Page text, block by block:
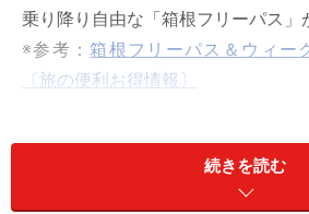
乗り降り自由な「箱根フリーパス」
※参考：箱根フリーパス＆ウィー
〔旅の便利お得情報〕
ただし、お出かけには「車を利用
れファミリーも多いはず。そんな
賊船・ロープウェイ1日きっぷ」が
続きを読む